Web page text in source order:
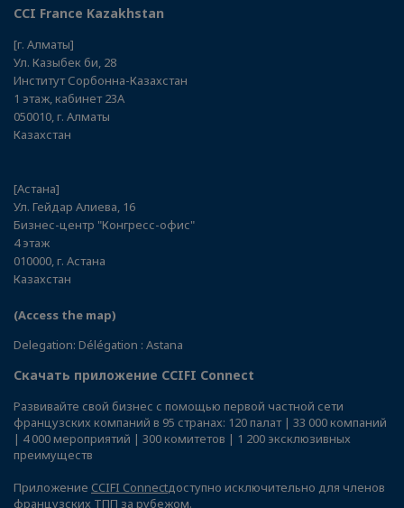
CCI France Kazakhstan
[г. Алматы]
Ул. Казыбек би, 28
Институт Сорбонна-Казахстан
1 этаж, кабинет 23А
050010, г. Алматы
Казахстан
[Астана]
Ул. Гейдар Алиева, 16
Бизнес-центр "Конгресс-офис"
4 этаж
010000, г. Астана
Казахстан
(Access the map)
Delegation: Délégation : Astana
Скачать приложение CCIFI Connect
Развивайте свой бизнес с помощью первой частной сети
французских компаний в 95 странах: 120 палат | 33 000 компаний
| 4 000 мероприятий | 300 комитетов | 1 200 эксклюзивных
преимуществ
Приложение CCIFI Connectдоступно исключительно для членов
французских ТПП за рубежом.